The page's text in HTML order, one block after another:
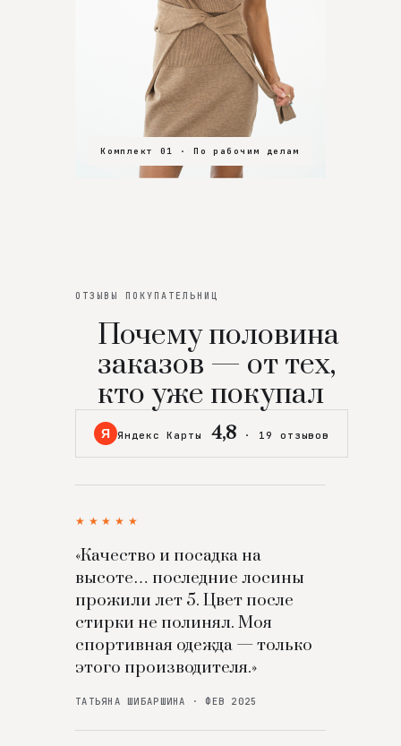
Комплект 01 · По рабочим делам
Комплект 02 · В зал
Комплект 03 · На особенный вечер
ОТЗЫВЫ ПОКУПАТЕЛЬНИЦ
Почему половина
заказов — от тех,
кто уже покупал
Я Яндекс Карты 4,8 · 19 отзывов
★★★★★
«Качество и посадка на
высоте… последние лосины
прожили лет 5. Цвет после
стирки не полинял. Моя
спортивная одежда — только
этого производителя.»
ТАТЬЯНА ШИБАРШИНА · ФЕВ 2025